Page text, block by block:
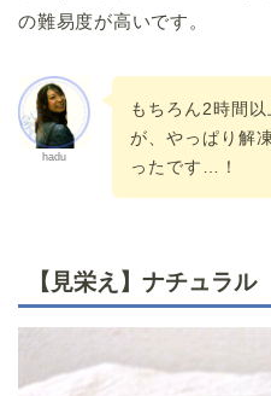
の難易度が高いです。
hadu
もちろん2時間
が、やっぱり解
ったです…！
【見栄え】ナチュラル